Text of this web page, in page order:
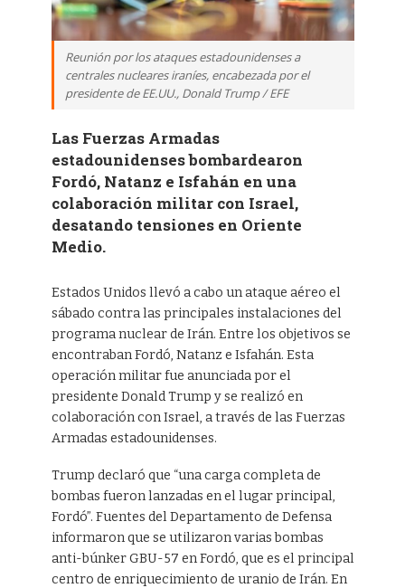
Reunión por los ataques estadounidenses a
centrales nucleares iraníes, encabezada por el
presidente de EE.UU., Donald Trump / EFE
Las Fuerzas Armadas
estadounidenses bombardearon
Fordó, Natanz e Isfahán en una
colaboración militar con Israel,
desatando tensiones en Oriente
Medio.
Estados Unidos llevó a cabo un ataque aéreo el
sábado contra las principales instalaciones del
programa nuclear de Irán. Entre los objetivos se
encontraban Fordó, Natanz e Isfahán. Esta
operación militar fue anunciada por el
presidente Donald Trump y se realizó en
colaboración con Israel, a través de las Fuerzas
Armadas estadounidenses.
Trump declaró que “una carga completa de
bombas fueron lanzadas en el lugar principal,
Fordó”. Fuentes del Departamento de Defensa
informaron que se utilizaron varias bombas
anti-búnker GBU-57 en Fordó, que es el principal
centro de enriquecimiento de uranio de Irán. En